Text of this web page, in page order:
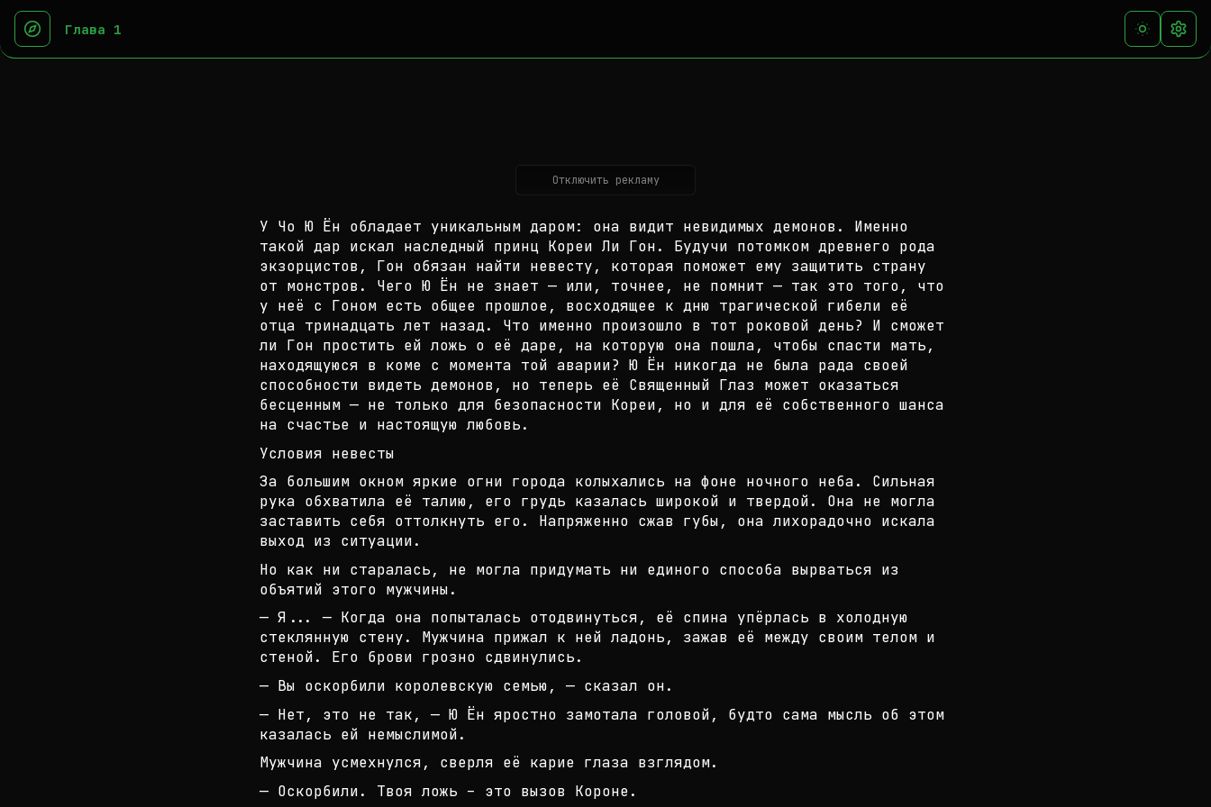
Глава 1
Отключить рекламу
У Чо Ю Ён обладает уникальным даром: она видит невидимых демонов. Именно
такой дар искал наследный принц Кореи Ли Гон. Будучи потомком древнего рода
экзорцистов, Гон обязан найти невесту, которая поможет ему защитить страну
от монстров. Чего Ю Ён не знает — или, точнее, не помнит — так это того, что
у неё с Гоном есть общее прошлое, восходящее к дню трагической гибели её
отца тринадцать лет назад.
Что именно произошло в тот роковой день? И сможет
ли Гон простить ей ложь о её даре, на которую она пошла, чтобы спасти мать,
находящуюся в коме с момента той аварии? Ю Ён никогда не была рада своей
способности видеть демонов, но теперь её Священный Глаз может оказаться
бесценным — не только для безопасности Кореи, но и для её собственного шанса
на счастье и настоящую любовь.
Условия невесты
За большим окном яркие огни города колыхались на фоне ночного неба. Сильная
рука обхватила её талию,
его грудь казалась широкой и твердой. Она не могла
заставить себя оттолкнуть его. Напряженно сжав губы, она лихорадочно искала
выход из ситуации.
Но как ни старалась, не могла придумать ни единого способа вырваться из
объятий этого мужчины.
— Я... — Когда она попыталась отодвинуться, её спина упёрлась в холодную
стеклянную стену. Мужчина прижал к ней ладонь, зажав её между своим телом и
стеной. Его брови грозно сдвинулись.
— Вы оскорбили королевскую семью, — сказал он.
— Нет, это не так, — Ю Ён яростно замотала головой, будто сама мысль об этом
казалась ей немыслимой.
Мужчина усмехнулся, сверля её карие глаза взглядом.
— Оскорбили. Твоя ложь – это вызов Короне.